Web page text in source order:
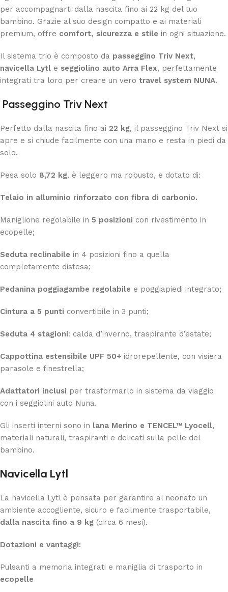
per accompagnarti dalla nascita fino ai 22 kg del tuo
bambino. Grazie al suo design compatto e ai materiali
premium, offre comfort, sicurezza e stile in ogni situazione.
Il sistema trio è composto da passeggino Triv Next,
navicella Lytl e seggiolino auto Arra Flex, perfettamente
integrati tra loro per creare un vero travel system NUNA.
Passeggino Triv Next
Perfetto dalla nascita fino ai 22 kg, il passeggino Triv Next si
apre e si chiude facilmente con una mano e resta in piedi da
solo.
Pesa solo 8,72 kg, è leggero ma robusto, e dotato di:
Telaio in alluminio rinforzato con fibra di carbonio.
Maniglione regolabile in 5 posizioni con rivestimento in
ecopelle;
Seduta reclinabile in 4 posizioni fino a quella
completamente distesa;
Pedanina poggiagambe regolabile e poggiapiedi integrato;
Cintura a 5 punti convertibile in 3 punti;
Seduta 4 stagioni: calda d’inverno, traspirante d’estate;
Cappottina estensibile UPF 50+ idrorepellente, con visiera
parasole e finestrella;
Adattatori inclusi per trasformarlo in sistema da viaggio
con i seggiolini auto Nuna.
Gli inserti interni sono in lana Merino e TENCEL™ Lyocell,
materiali naturali, traspiranti e delicati sulla pelle del
bambino.
Navicella Lytl
La navicella Lytl è pensata per garantire al neonato un
ambiente accogliente, sicuro e facilmente trasportabile,
dalla nascita fino a 9 kg (circa 6 mesi).
Dotazioni e vantaggi:
Pulsanti a memoria integrati e maniglia di trasporto in
ecopelle